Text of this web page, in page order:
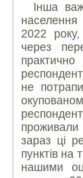
Інша
населення
2022
через
не
зараз ці
пунктів на
нашими